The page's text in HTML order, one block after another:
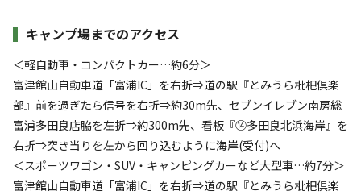
キャンプ場までのアクセス
＜軽自動車・コンパクトカー…約6分＞
富津館山自動車道「富浦IC」を右折⇒道の駅『とみうら枇杷倶楽
部』前を過ぎたら信号を右折⇒約30m先、セブンイレブン南房総
富浦多田良店脇を左折⇒約300m先、看板『⑭多田良北浜海岸』を
右折⇒突き当りを左から回り込むように海岸(受付)へ
＜スポーツワゴン・SUV・キャンピングカーなど大型車…約7分＞
富津館山自動車道「富浦IC」を右折⇒道の駅『とみうら枇杷倶楽